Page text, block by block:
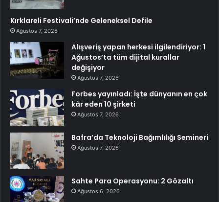
Kırklareli Festivali’nde Geleneksel Defile
Ağustos 7, 2026
Alışveriş yapan herkesi ilgilendiriyor: 1
Ağustos’ta tüm dijital kurallar
değişiyor
Ağustos 7, 2026
Forbes yayınladı: İşte dünyanın en çok
kâr eden 10 şirketi
Ağustos 7, 2026
Bafra’da Teknoloji Bağımlılığı Semineri
Ağustos 7, 2026
Sahte Para Operasyonu: 2 Gözaltı
Ağustos 6, 2026